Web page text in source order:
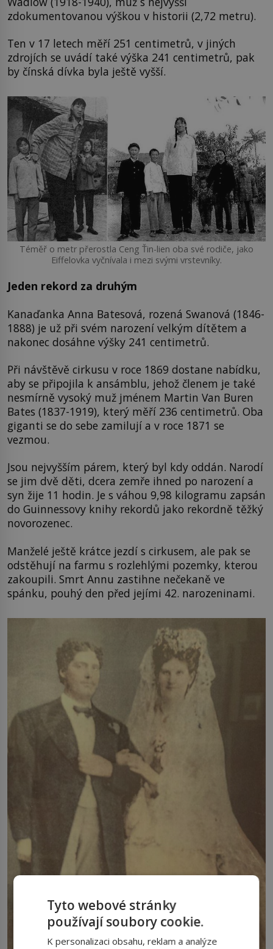
zdokumentovanou výškou v historii (2,72 metru).
Ten v 17 letech měří 251 centimetrů, v jiných
zdrojích se uvádí také výška 241 centimetrů, pak
by čínská dívka byla ještě vyšší.
Téměř o metr přerostla Ceng Ťin-lien oba své rodiče, jako
Eiffelovka vyčnívala i mezi svými vrstevníky.
Jeden rekord za druhým
Kanaďanka Anna Batesová, rozená Swanová (1846-
1888) je už při svém narození velkým dítětem a
nakonec dosáhne výšky 241 centimetrů.
Při návštěvě cirkusu v roce 1869 dostane nabídku,
aby se připojila k ansámblu, jehož členem je také
nesmírně vysoký muž jménem Martin Van Buren
Bates (1837-1919), který měří 236 centimetrů. Oba
giganti se do sebe zamilují a v roce 1871 se
vezmou.
Jsou nejvyšším párem, který byl kdy oddán. Narodí
se jim dvě děti, dcera zemře ihned po narození a
syn žije 11 hodin. Je s váhou 9,98 kilogramu zapsán
do Guinnessovy knihy rekordů jako rekordně těžký
novorozenec.
Manželé ještě krátce jezdí s cirkusem, ale pak se
odstěhují na farmu s rozlehlými pozemky, kterou
zakoupili. Smrt Annu zastihne nečekaně ve
spánku, pouhý den před jejími 42. narozeninami.
Tyto webové stránky
používají soubory cookie.
K personalizaci obsahu, reklam a analýze